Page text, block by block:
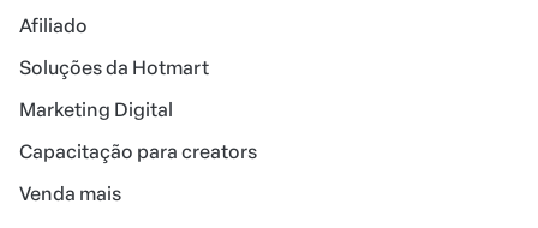
Afiliado
Soluções da Hotmart
Marketing Digital
Capacitação para creators
Venda mais